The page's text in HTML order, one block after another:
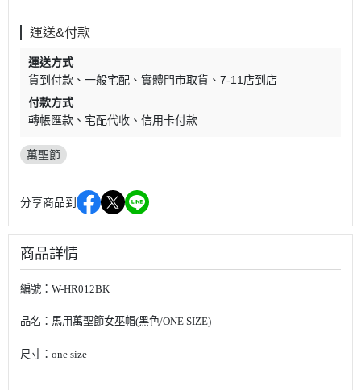
運送&付款
運送方式
貨到付款
一般宅配 實體門市取貨
7-11店到店
付款方式
轉帳匯款
宅配代收 信用卡付款
萬聖節
分享商品到
商品詳情
編號：W-HR012BK
品名：馬用萬聖節女巫帽(黑色/ONE SIZE)
尺寸：one size